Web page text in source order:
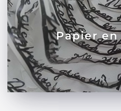
Papier en